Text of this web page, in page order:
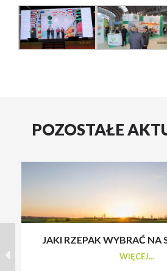
POZOSTAŁE
JAKI RZEPAK WYBRAĆ NA
WIĘCEJ...